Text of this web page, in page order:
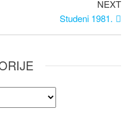
NEXT
Studeni 1981.